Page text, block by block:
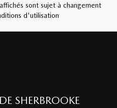
sont sujet à changement
d'utilisation
SHERBROOKE